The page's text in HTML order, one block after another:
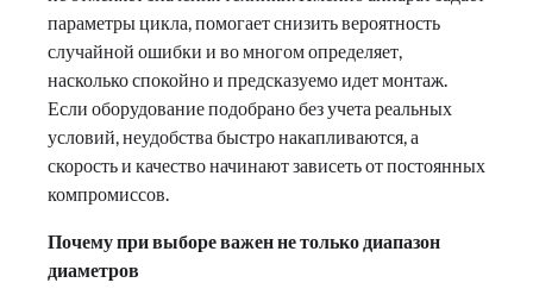
параметры цикла, помогает снизить вероятность
случайной ошибки и во многом определяет,
насколько спокойно и предсказуемо идет монтаж.
Если оборудование подобрано без учета реальных
условий, неудобства быстро накапливаются, а
скорость и качество начинают зависеть от постоянных
компромиссов.
Почему при выборе важен не только диапазон
диаметров